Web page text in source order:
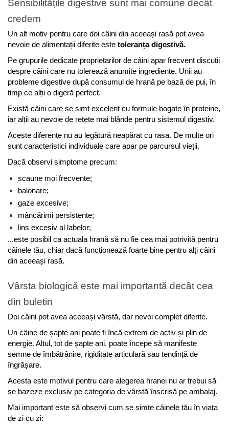
Sensibilitățile digestive sunt mai comune decât
credem
Un alt motiv pentru care doi câini din aceeași rasă pot avea
nevoie de alimentații diferite este toleranța digestivă.
Pe grupurile dedicate proprietarilor de câini apar frecvent discuții
despre câini care nu tolerează anumite ingrediente. Unii au
probleme digestive după consumul de hrană pe bază de pui, în
timp ce alții o digeră perfect.
Există câini care se simt excelent cu formule bogate în proteine,
iar alții au nevoie de rețete mai blânde pentru sistemul digestiv.
Aceste diferențe nu au legătură neapărat cu rasa. De multe ori
sunt caracteristici individuale care apar pe parcursul vieții.
Dacă observi simptome precum:
scaune moi frecvente;
balonare;
gaze excesive;
mâncărimi persistente;
lins excesiv al labelor;
...este posibil ca actuala hrană să nu fie cea mai potrivită pentru
câinele tău, chiar dacă funcționează foarte bine pentru alți câini
din aceeași rasă.
Vârsta biologică este mai importantă decât cea
din buletin
Doi câini pot avea aceeași vârstă, dar nevoi complet diferite.
Un câine de șapte ani poate fi încă extrem de activ și plin de
energie. Altul, tot de șapte ani, poate începe să manifeste
semne de îmbătrânire, rigiditate articulară sau tendință de
îngrășare.
Acesta este motivul pentru care alegerea hranei nu ar trebui să
se bazeze exclusiv pe categoria de vârstă înscrisă pe ambalaj.
Mai important este să observi cum se simte câinele tău în viața
de zi cu zi: